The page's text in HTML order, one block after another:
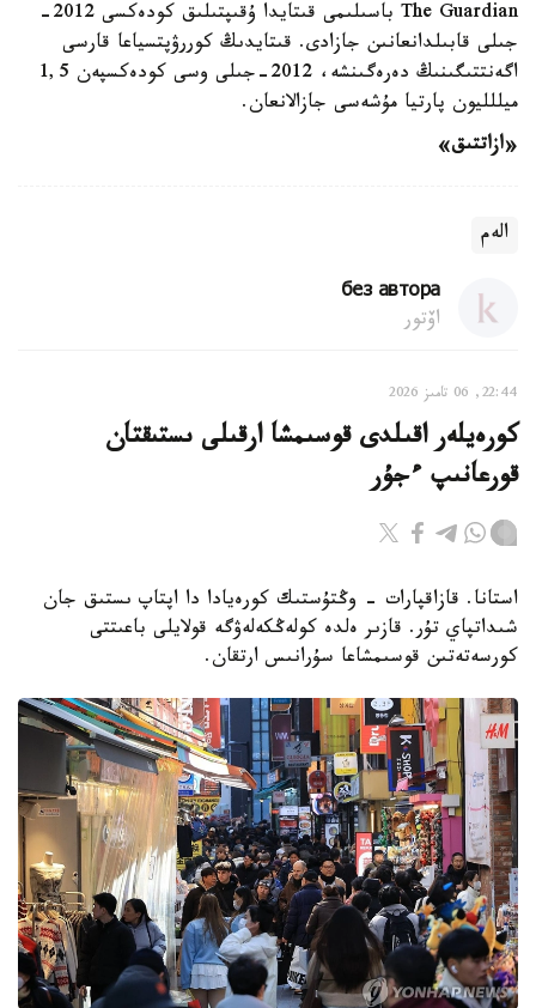
The Guardian باسىلىمى قىتايدا ۇقىپتىلىق كودەكسى 2012-
جىلى قابىلدانعانىن جازادى. قىتايدىڭ كوررۋپتسياعا قارسى
اگەنتتىگىنىڭ دەرەگىنشە، 2012-جىلى وسى كودەكسپەن 1,5
ميللليون پارتيا مۇشەسى جازالانعان.
«ازاتتىق»
الەم
без автора
اۆتور
22:44, 06 تامىز 2026
كورەيلەر اقىلدى قوسىمشا ارقىلى ىستىقتان
قورعانىپ ءجۇر
استانا. قازاقپارات - وڭتۇستىك كورەيادا دا اپتاپ ىستىق جان
شىداتپاي تۇر. قازىر ەلدە كولەڭكەلەۋگە قولايلى باعىتتى
كورسەتەتىن قوسىمشاعا سۇرانىس ارتقان.